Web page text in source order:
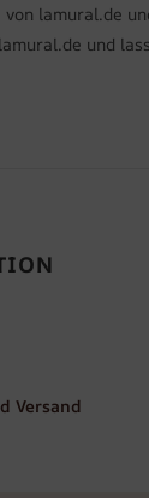
lamural.de
und
Versand